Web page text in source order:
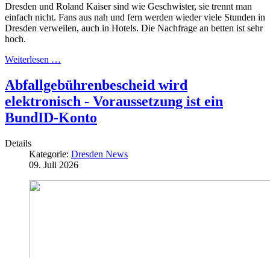
Dresden und Roland Kaiser sind wie Geschwister, sie trennt man
einfach nicht. Fans aus nah und fern werden wieder viele Stunden in
Dresden verweilen, auch in Hotels. Die Nachfrage an betten ist sehr
hoch.
Weiterlesen …
Abfallgebührenbescheid wird
elektronisch - Voraussetzung ist ein
BundID-Konto
Details
Kategorie: Dresden News
09. Juli 2026